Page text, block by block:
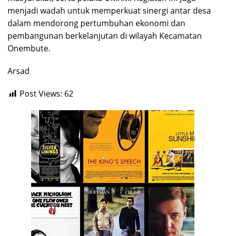
menjadi wadah untuk memperkuat sinergi antar desa
dalam mendorong pertumbuhan ekonomi dan
pembangunan berkelanjutan di wilayah Kecamatan
Onembute.
Arsad
Post Views: 62